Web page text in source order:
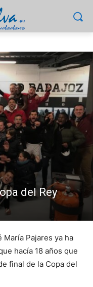
del Rey
Pajares ya ha
hacía 18 años que
final de la Copa del